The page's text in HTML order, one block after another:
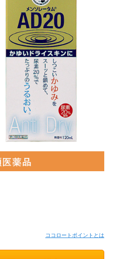
使用用途から探す
注目の商品 を見る
お問い合わせ
会員登録
)
ココロートポイントとは